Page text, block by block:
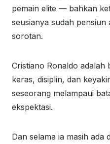
pemain elite — bahkan
seusianya sudah pensiun
sorotan.
Cristiano Ronaldo
keras, disiplin, dan
seseorang melampaui
ekspektasi.
Dan selama ia masih ada